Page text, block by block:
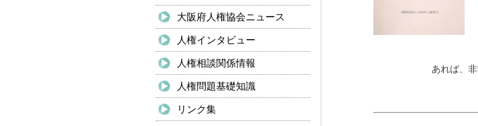
大阪府人権協会ニュース
人権インタビュー
人権相談関係情報
人権問題基礎知識
リンク集
あれば、